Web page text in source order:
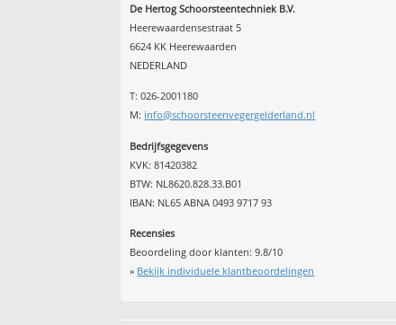
De Hertog Schoorsteentechniek B.V.
Heerewaardensestraat 5
6624 KK Heerewaarden
NEDERLAND
T: 026-2001180
M: info@schoorsteenvegergelderland.nl
Bedrijfsgegevens
KVK: 81420382
BTW: NL8620.828.33.B01
IBAN: NL65 ABNA 0493 9717 93
Recensies
Beoordeling door klanten:9.8/10
» Bekijk individuele klantbeoordelingen